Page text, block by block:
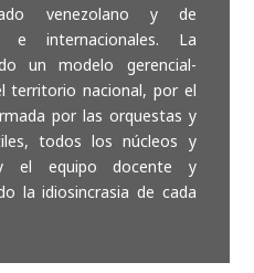
venezolano y de
e internacionales. La
un modelo gerencial-
territorio nacional, por el
por las orquestas y
todos los núcleos y
el equipo docente y
la idiosincrasia de cada